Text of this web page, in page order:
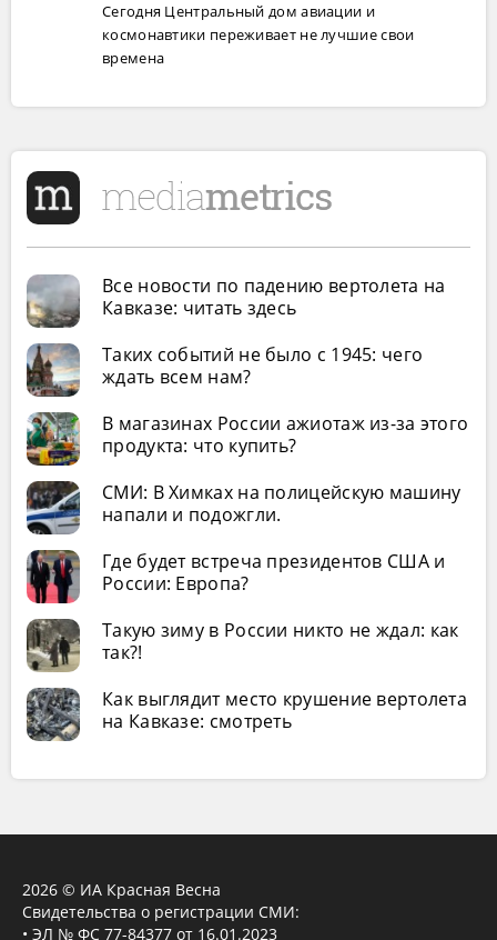
Сегодня Центральный дом авиации и
космонавтики переживает не лучшие свои
времена
Все новости по падению вертолета на
Кавказе: читать здесь
Таких событий не было с 1945: чего
ждать всем нам?
В магазинах России ажиотаж из-за этого
продукта: что купить?
СМИ: В Химках на полицейскую машину
напали и подожгли.
Где будет встреча президентов США и
России: Европа?
Такую зиму в России никто не ждал: как
так?!
Как выглядит место крушение вертолета
на Кавказе: смотреть
2026 © ИА Красная Весна
Свидетельства о регистрации СМИ:
• ЭЛ № ФС 77-84377 от 16.01.2023